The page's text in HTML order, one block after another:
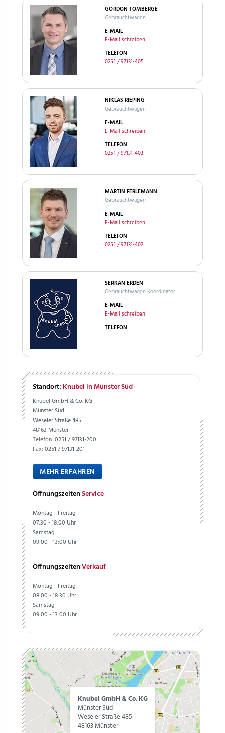
GORDON TOMBERGE
Gebrauchtwagen
E-MAIL
E-Mail schreiben
TELEFON
0251 / 97131-405
NIKLAS RIEPING
Gebrauchtwagen
E-MAIL
E-Mail schreiben
TELEFON
0251 / 97131-403
MARTIN FERLEMANN
Gebrauchtwagen
E-MAIL
E-Mail schreiben
TELEFON
0251 / 97131-402
SERKAN ERDEN
Gebrauchtwagen Koordinator
E-MAIL
E-Mail schreiben
TELEFON
Standort: Knubel in Münster Süd
Knubel GmbH & Co. KG
Münster Süd
Weseler Straße 485
48163 Münster
Telefon: 0251 / 97131-200
Fax: 0251 / 97131-201
MEHR ERFAHREN
ÖffnungszeitenService
Montag - Freitag
07:30 - 18:00 Uhr
Samstag
09:00 - 13:00 Uhr
ÖffnungszeitenVerkauf
Montag - Freitag
08:00 - 18:30 Uhr
Samstag
09:00 - 13:00 Uhr
Knubel GmbH & Co. KG
Münster Süd
Weseler Straße 485
48163 Münster